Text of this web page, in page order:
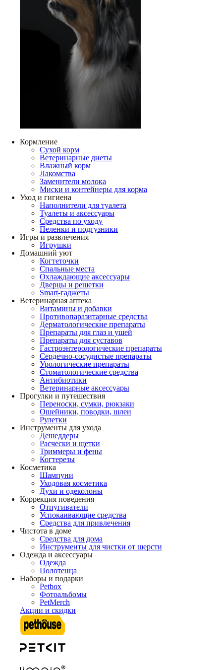
Кормление
Сухой корм
Ветеринарные диеты
Влажный корм
Лакомства
Заменители молока
Миски и контейнеры для корма
Уход и гигиена
Наполнители для туалета
Туалеты и аксессуары
Средства по уходу
Пеленки и подгузники
Игры и развлечения
Игрушки
Домашний уют
Когтеточки
Спальные места
Охлаждающие аксессуары
Дверцы и решетки
Smart-гаджеты
Ветеринарная аптека
Витамины и добавки
Противопаразитарные средства
Дерматологические препараты
Препараты для глаз и ушей
Препараты для суставов
Гастроэнтерологические препараты
Сердечно-сосудистые препараты
Урологические препараты
Стоматологические средства
Антибиотики
Ветеринарные аксессуары
Прогулки и путешествия
Переноски, сумки, рюкзаки
Ошейники, поводки, шлеи
Рулетки
Инструменты для ухода
Дешеддеры
Расчески и щетки
Триммеры и фены
Когтерезы
Косметика
Шампуни
Уходовая косметика
Духи и одеколоны
Коррекция поведения
Отпугиватели
Успокаивающие средства
Средства для привлечения
Чистота в доме
Средства для дома
Инструменты для чистки от шерсти
Одежда и аксессуары
Одежда
Полотенца
Наборы и подарки
Petbox
Фотоальбомы
PetMerch
Акции и скидки